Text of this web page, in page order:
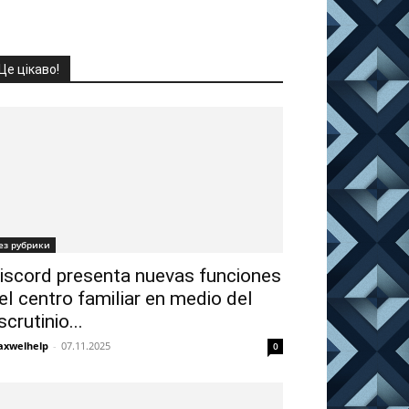
Це цікаво!
рубрики
presenta nuevas funciones
centro familiar en medio del
- 07.11.2025 0